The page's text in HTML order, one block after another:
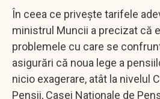
În ceea ce privește tarifele
ministrul Muncii a precizat că
problemele cu care se
asigurări că noua lege a
nicio exagerare, atât la nivelul
Pensii, Casei Naționale de